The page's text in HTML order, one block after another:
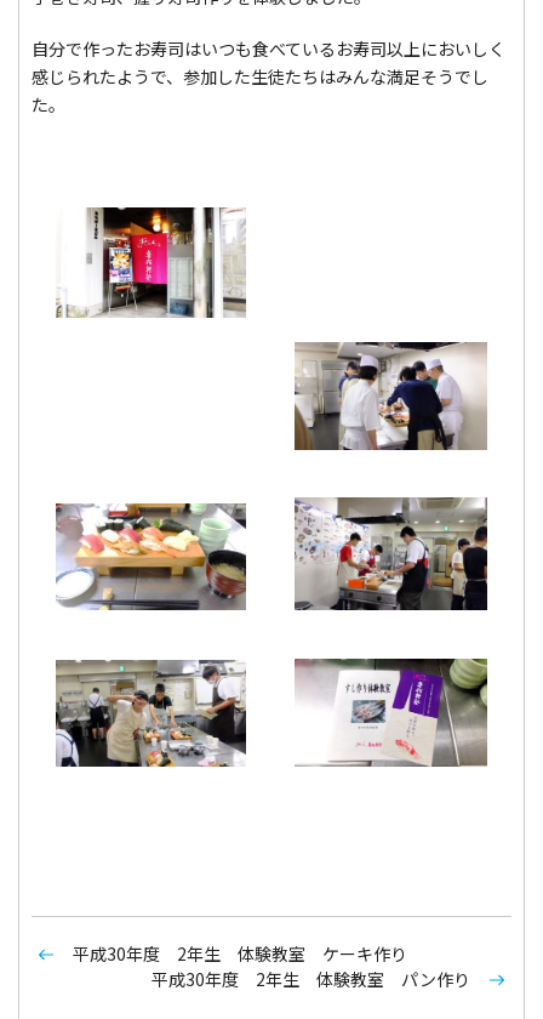
自分で作ったお寿司はいつも食べているお寿司以上においしく
感じられたようで、参加した生徒たちはみんな満足そうでし
た。
平成30年度 2年生 体験教室 ケーキ作り
平成30年度 2年生 体験教室 パン作り